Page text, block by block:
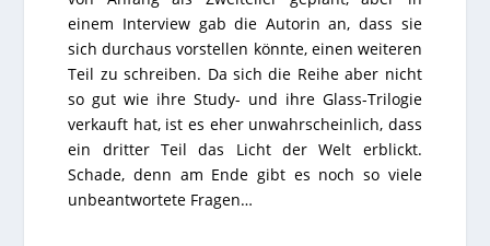
einem Interview gab die Autorin an, dass sie
sich durchaus vorstellen könnte, einen weiteren
Teil zu schreiben. Da sich die Reihe aber nicht
so gut wie ihre Study- und ihre Glass-Trilogie
verkauft hat, ist es eher unwahrscheinlich, dass
ein dritter Teil das Licht der Welt erblickt.
Schade, denn am Ende gibt es noch so viele
unbeantwortete Fragen…